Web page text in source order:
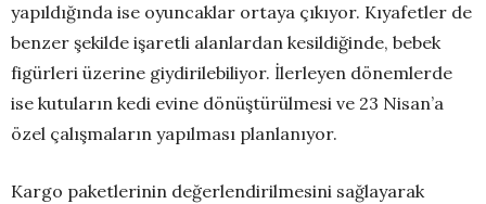
yapıldığında ise oyuncaklar ortaya çıkıyor. Kıyafetler de
benzer şekilde işaretli alanlardan kesildiğinde, bebek
figürleri üzerine giydirilebiliyor. İlerleyen dönemlerde
ise kutuların kedi evine dönüştürülmesi ve 23 Nisan’a
özel çalışmaların yapılması planlanıyor.
Kargo paketlerinin değerlendirilmesini sağlayarak